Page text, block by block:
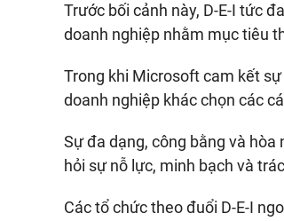
Trước bối cảnh này, D-E-I tức
doanh nghiệp nhằm mục tiêu
Trong khi Microsoft cam kết
doanh nghiệp khác chọn các
Sự đa dạng, công bằng và
hỏi sự nỗ lực, minh bạch và
Các tổ chức theo đuổi D-E-I